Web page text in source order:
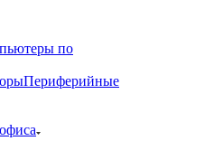
по
Периферийные